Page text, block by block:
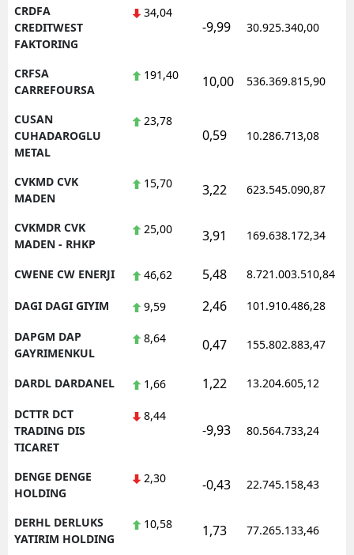
CRDFA
CREDITWEST
FAKTORING
34,04
-9,99 30.925.340,00
CRFSA
CARREFOURSA
191,40 10,00 536.369.815,90
CUSAN
CUHADAROGLU
METAL
23,78
0,59 10.286.713,08
CVKMD CVK
MADEN
15,70 3,22 623.545.090,87
CVKMDR CVK
MADEN - RHKP
25,00 3,91 169.638.172,34
CWENE CW ENERJI 46,62 5,48 8.721.003.510,84
DAGI DAGI GIYIM 9,59 2,46 101.910.486,28
DAPGM DAP
GAYRIMENKUL
8,64 0,47 155.802.883,47
DARDL DARDANEL 1,66 1,22 13.204.605,12
DCTTR DCT
TRADING DIS
TICARET
8,44
-9,93 80.564.733,24
DENGE DENGE
HOLDING
2,30 -0,43 22.745.158,43
DERHL DERLUKS
YATIRIM HOLDING
10,58 1,73 77.265.133,46